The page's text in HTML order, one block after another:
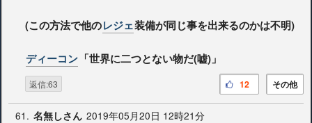
(この方法で他のレジェ装備が同じ事を出来るのかは不明)
ディーコン 「世界に二つとない物だ(嘘)」
返信:63 その他
12
61. 名無しさん 2019年05月20日 12時21分